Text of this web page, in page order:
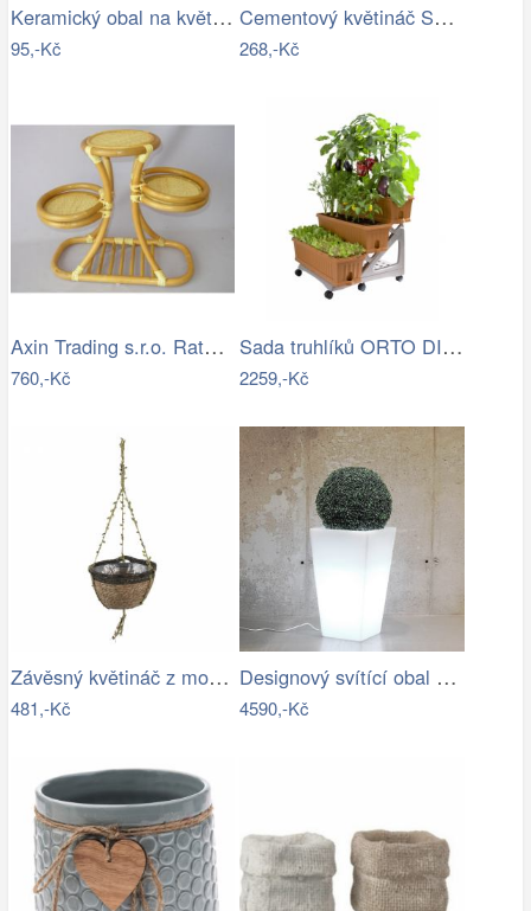
Keramický obal na květináč s růžemi…
95,-Kč
Cementový květináč Squares béžovo hnědý…
268,-Kč
Axin Trading s.r.o. Ratanový stojánek…
760,-Kč
Sada truhlíků ORTO DI BAMA TR
2259,-Kč
Závěsný květináč z mořské trávy - Ø 24…
481,-Kč
Designový svítící obal na květináč SLIM…
4590,-Kč